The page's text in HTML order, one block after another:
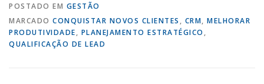
POSTADO EM GESTÃO
MARCADO CONQUISTAR NOVOS CLIENTES , CRM, MELHORAR
PRODUTIVIDADE, PLANEJAMENTO ESTRATÉGICO ,
QUALIFICAÇÃO DE LEAD